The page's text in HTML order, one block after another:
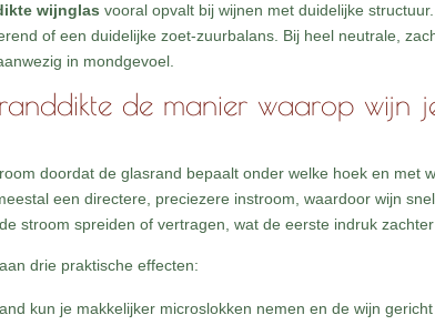
wijnglas vooral opvalt bij wijnen met duidelijke
of een duidelijke zoet-zuurbalans. Bij heel neutrale,
in mondgevoel.
de manier waarop wijn
doordat de glasrand bepaalt onder welke hoek en met
een directere, preciezere instroom, waardoor wijn
stroom spreiden of vertragen, wat de eerste indruk
drie praktische effecten:
kun je makkelijker microslokken nemen en de wijn gericht